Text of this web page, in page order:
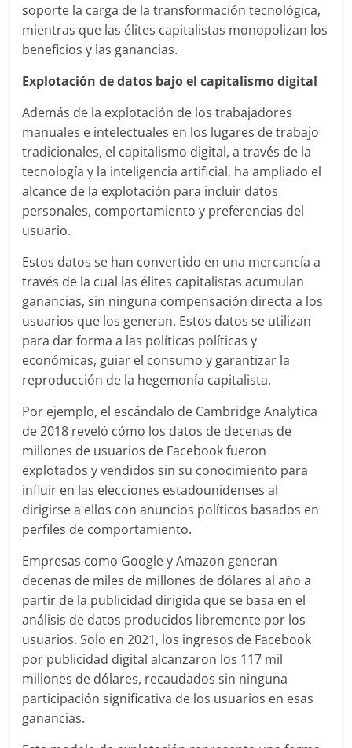
soporte la carga de la transformación tecnológica,
mientras que las élites capitalistas monopolizan los
beneficios y las ganancias.
Explotación de datos bajo el capitalismo digital
Además de la explotación de los trabajadores
manuales e intelectuales en los lugares de trabajo
tradicionales, el capitalismo digital, a través de la
tecnología y la inteligencia artificial, ha ampliado el
alcance de la explotación para incluir datos
personales, comportamiento y preferencias del
usuario.
Estos datos se han convertido en una mercancía a
través de la cual las élites capitalistas acumulan
ganancias, sin ninguna compensación directa a los
usuarios que los generan. Estos datos se utilizan
para dar forma a las políticas políticas y
económicas, guiar el consumo y garantizar la
reproducción de la hegemonía capitalista.
Por ejemplo, el escándalo de Cambridge Analytica
de 2018 reveló cómo los datos de decenas de
millones de usuarios de Facebook fueron
explotados y vendidos sin su conocimiento para
influir en las elecciones estadounidenses al
dirigirse a ellos con anuncios políticos basados en
perfiles de comportamiento.
Empresas como Google y Amazon generan
decenas de miles de millones de dólares al año a
partir de la publicidad dirigida que se basa en el
análisis de datos producidos libremente por los
usuarios. Solo en 2021, los ingresos de Facebook
por publicidad digital alcanzaron los 117 mil
millones de dólares, recaudados sin ninguna
participación significativa de los usuarios en esas
ganancias.